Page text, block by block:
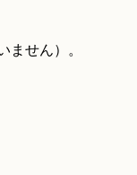
せん）。